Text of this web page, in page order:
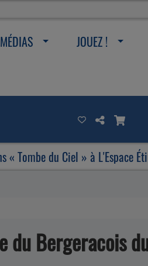
MÉDIAS JOUEZ !
Ciel » à L'Espace Étincelle de
du Bergeracois